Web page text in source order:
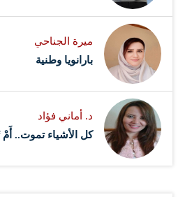
ميرة الجناحي
بارانويا وطنية
د. أماني فؤاد
كل الأشياء تموت..